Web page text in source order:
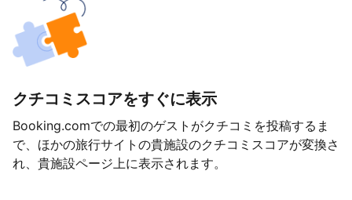
クチコミスコアをすぐに表示
Booking.comでの最初のゲストがクチコミを投稿するま
で、ほかの旅行サイトの貴施設のクチコミスコアが変換さ
れ、貴施設ページ上に表示されます。